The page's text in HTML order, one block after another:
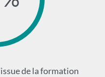
de la formation